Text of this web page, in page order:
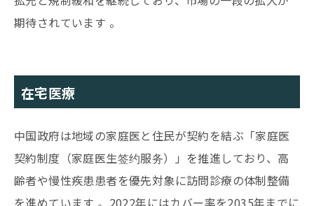
期待されています 。
在宅医療
中国政府は地域の家庭医と住民が契約を結ぶ「家庭医
契約制度（家庭医生签约服务）」を推進しており、高
齢者や慢性疾患患者を優先対象に訪問診療の体制整備